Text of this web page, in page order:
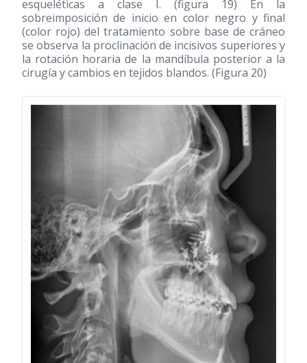
esqueléticas a clase I. (figura 19) En la
sobreimposición de inicio en color negro y final
(color rojo) del tratamiento sobre base de cráneo
se observa la proclinación de incisivos superiores y
la rotación horaria de la mandíbula posterior a la
cirugía y cambios en tejidos blandos. (Figura 20)